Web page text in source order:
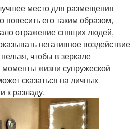
место для размещения
его таким образом,
отражение спящих людей,
негативное воздействие
чтобы в зеркале
жизни супружеской
сказаться на личных
к разладу.